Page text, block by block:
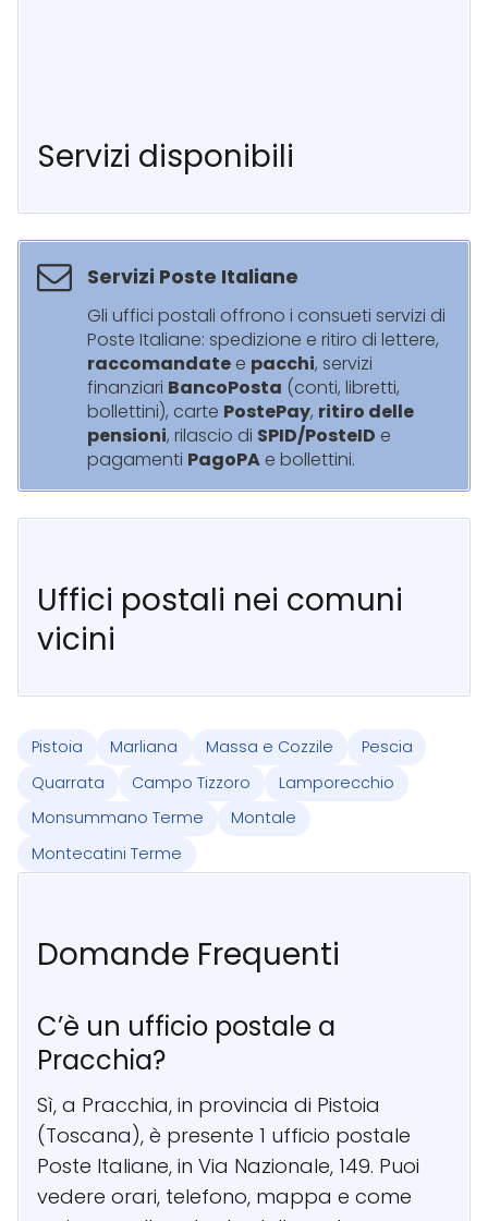
Servizi disponibili
Servizi Poste Italiane
Gli uffici postali offrono i consueti servizi di
Poste Italiane: spedizione e ritiro di lettere,
raccomandate e pacchi, servizi
finanziari BancoPosta (conti, libretti,
bollettini), carte PostePay, ritiro delle
pensioni, rilascio di SPID/PosteID e
pagamenti PagoPA e bollettini.
Uffici postali nei comuni
vicini
Pistoia Marliana Massa e Cozzile
Pescia
Quarrata
Campo Tizzoro
Lamporecchio
Monsummano Terme
Montale
Montecatini Terme
Domande Frequenti
C’è un ufficio postale a
Pracchia?
Sì, a Pracchia, in provincia di Pistoia
(Toscana), è presente 1 ufficio postale
Poste Italiane, in Via Nazionale, 149. Puoi
vedere orari, telefono, mappa e come